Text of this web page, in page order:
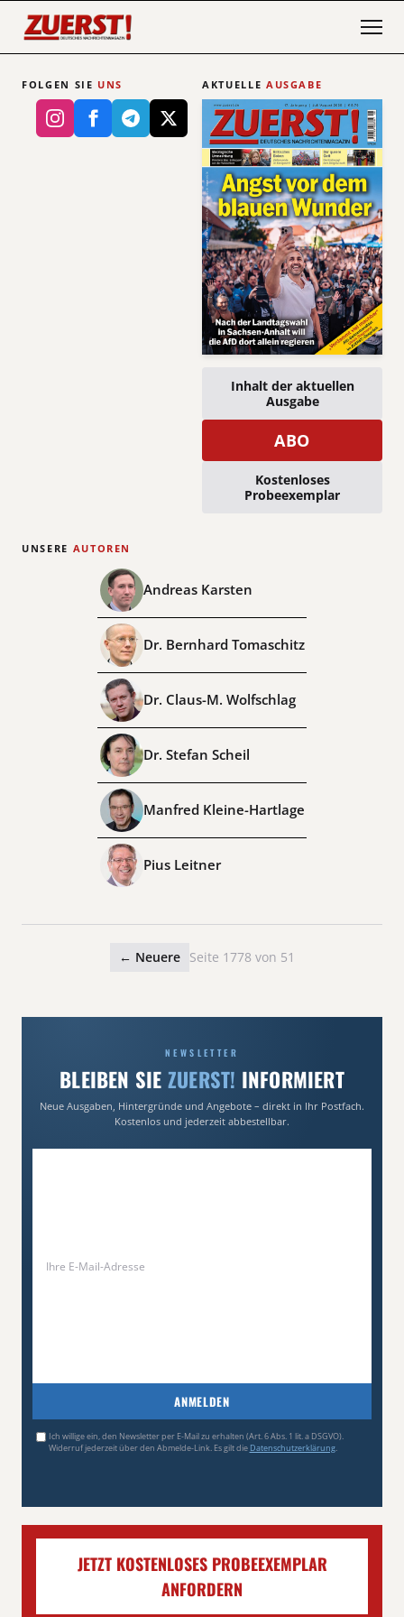
FOLGEN SIE UNS AKTUELLE AUSGABE
Inhalt der aktuellen
Ausgabe
ABO
Kostenloses
Probeexemplar
UNSERE AUTOREN
Andreas Karsten
Dr. Bernhard Tomaschitz
Dr. Claus-M. Wolfschlag
Dr. Stefan Scheil
Manfred Kleine-Hartlage
Pius Leitner
← Neuere Seite 1778 von 51
NEWSLETTER
BLEIBEN SIE ZUERST! INFORMIERT
Neue Ausgaben, Hintergründe und Angebote – direkt in Ihr Postfach.
Kostenlos und jederzeit abbestellbar.
ANMELDEN
Ich willige ein, den Newsletter per E-Mail zu erhalten (Art. 6 Abs. 1 lit. a DSGVO).
Widerruf jederzeit über den Abmelde-Link. Es gilt die Datenschutzerklärung.
JETZT KOSTENLOSES PROBEEXEMPLAR
ANFORDERN